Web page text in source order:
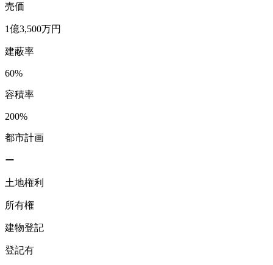
売価
1億3,500万円
建蔽率
60%
容積率
200%
都市計画
ー
土地権利
所有権
建物登記
登記有